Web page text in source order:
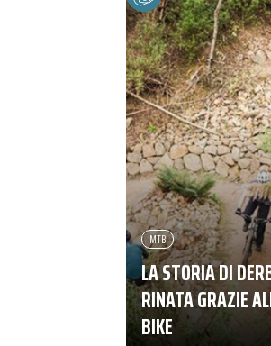
LA STORIA DI
RINATA GRAZIE
BIKE
MTB